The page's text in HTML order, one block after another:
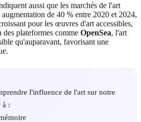
aussi que les marchés de l'art
de 40 % entre 2020 et 2024,
pour les œuvres d'art accessibles,
plateformes comme OpenSea, l'art
qu'auparavant, favorisant une
l'influence de l'art sur notre
à :